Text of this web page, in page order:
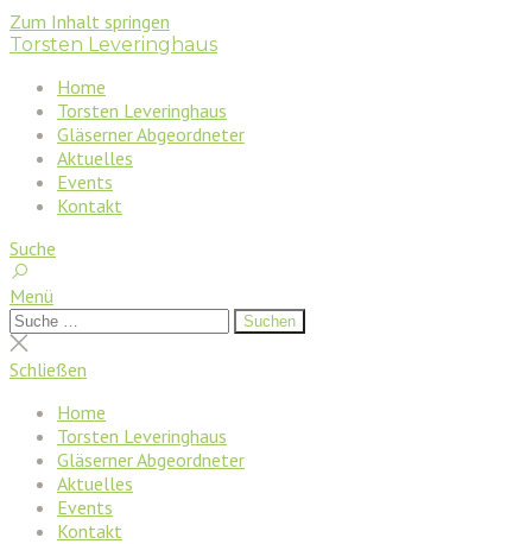
Zum Inhalt springen
Torsten Leveringhaus
Home
Torsten Leveringhaus
Gläserner Abgeordneter
Aktuelles
Events
Kontakt
Suche
Menü
Suchen
nach:
Suchen
Suche
schließen
Schließen
Home
Torsten Leveringhaus
Gläserner Abgeordneter
Aktuelles
Events
Kontakt